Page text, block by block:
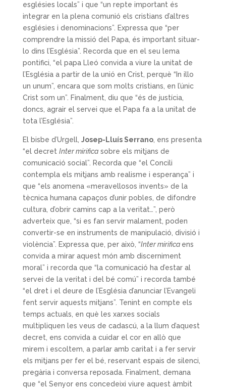
esglésies locals” i que “un repte important és
integrar en la plena comunió els cristians d’altres
esglésies i denominacions”. Expressa que “per
comprendre la missió del Papa, és important situar-
lo dins l’Església”. Recorda que en el seu lema
pontifici, “el papa Lleó convida a viure la unitat de
l’Església a partir de la unió en Crist, perquè “In illo
un unum”, encara que som molts cristians, en l’únic
Crist som un”. Finalment, diu que “és de justícia,
doncs, agrair el servei que el Papa fa a la unitat de
tota l’Església”.
El bisbe d’Urgell, Josep-Lluís Serrano, ens presenta
“el decret Inter mirificasobre els mitjans de
comunicació social”. Recorda que “el Concili
contempla els mitjans amb realisme i esperança” i
que “els anomena «meravellosos invents» de la
tècnica humana capaços d’unir pobles, de difondre
cultura, d’obrir camins cap a la veritat…”, però
adverteix que, “si es fan servir malament, poden
convertir-se en instruments de manipulació, divisió i
violència”. Expressa que, per això, “Inter mirifica ens
convida a mirar aquest món amb discerniment
moral” i recorda que “la comunicació ha d’estar al
servei de la veritat i del bé comú” i recorda també
“el dret i el deure de l’Església d’anunciar l’Evangeli
fent servir aquests mitjans”. Tenint en compte els
temps actuals, en què les xarxes socials
multipliquen les veus de cadascú, a la llum d’aquest
decret, ens convida a cuidar el cor en allò que
mirem i escoltem, a parlar amb caritat i a fer servir
els mitjans per fer el bé, reservant espais de silenci,
pregària i conversa reposada. Finalment, demana
que “el Senyor ens concedeixi viure aquest àmbit